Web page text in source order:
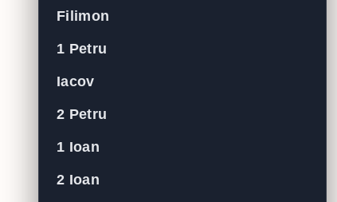
Filimon
1 Petru
Iacov
2 Petru
1 Ioan
2 Ioan